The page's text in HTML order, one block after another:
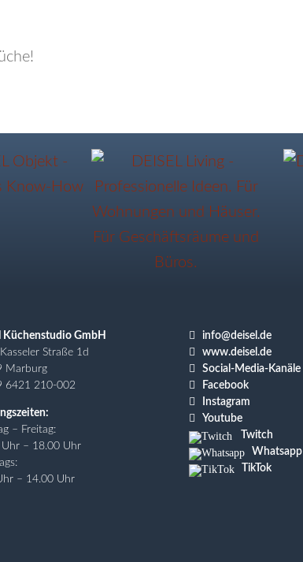
Küchenstudio GmbH
Straße 1d
Marburg
6421 210-002
– Freitag:
– 18.00 Uhr
– 14.00 Uhr
 info@deisel.de
 www.deisel.de
 Social-Media-Kanäle
 Facebook
 Instagram

Youtube
Twitch
Whatsapp
TikTok